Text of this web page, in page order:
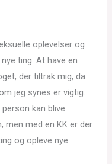
oplevelser og
ting. At have en
der tiltrak mig, da
jeg synes er vigtig.
kan blive
med en KK er der
og opleve nye